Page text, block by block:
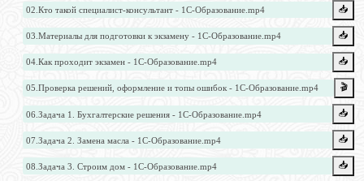
02.Кто такой специалист-консультант - 1С-Образование.mp4 📥️
03.Материалы для подготовки к экзамену - 1С-Образование.mp4 📥️
04.Как проходит экзамен - 1С-Образование.mp4 📥️
05.Проверка решений, оформление и топы ошибок - 1С-Образование.mp4 🎬
06.Задача 1. Бухгалтерские решения - 1С-Образование.mp4 📥️
07.Задача 2. Замена масла - 1С-Образование.mp4 📥️
08.Задача 3. Строим дом - 1С-Образование.mp4 📥️